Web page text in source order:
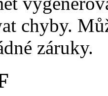
chyby.
záruky.